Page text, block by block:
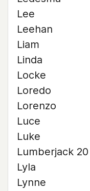
Lee
Leehan
Liam
Linda
Locke
Loredo
Lorenzo
Luce
Luke
Lumberjack 20
Lyla
Lynne